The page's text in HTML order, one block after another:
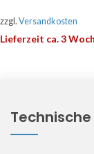
zzgl. Versandkosten
Lieferzeit ca. 3